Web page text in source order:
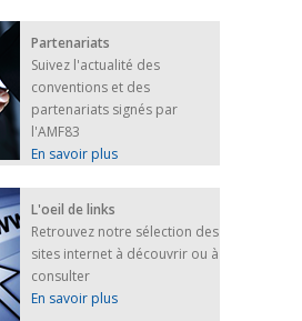
Partenariats
Suivez l'actualité des
conventions et des
partenariats signés par
l'AMF83
En savoir plus
L'oeil de links
Retrouvez notre sélection des
sites internet à découvrir ou à
consulter
En savoir plus